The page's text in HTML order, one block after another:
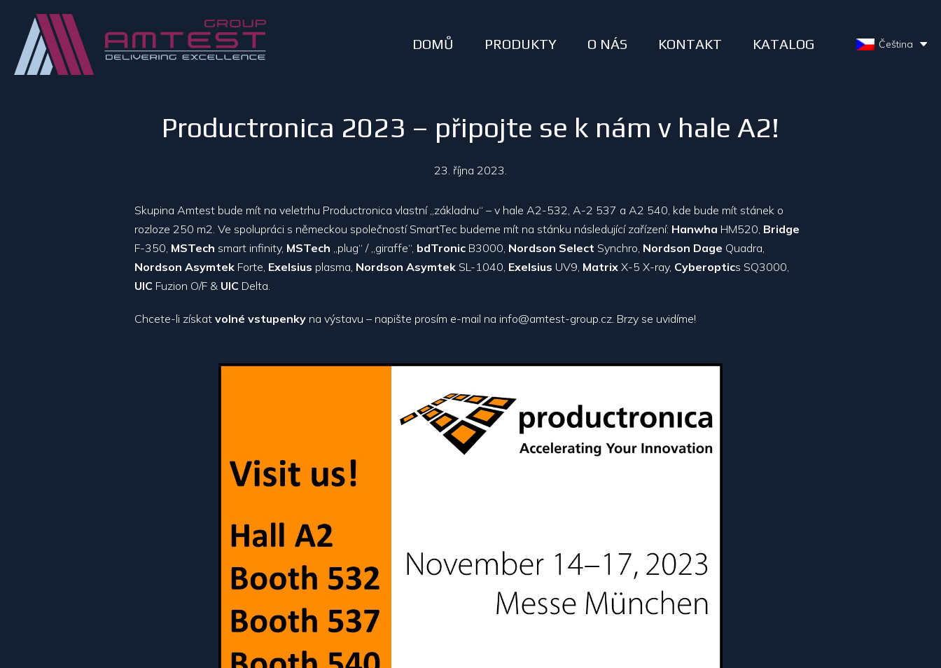
DOMŮ PRODUKTY O NÁS KONTAKT KATALOG Čeština
Productronica 2023 – připojte se k nám v hale A2!
23. října 2023.
Skupina Amtest bude mít na veletrhu Productronica vlastní „základnu“ – v hale A2-532, A-2 537 a A2 540, kde bude mít stánek o
rozloze 250 m2. Ve spolupráci s německou společností SmartTec budeme mít na stánku následující zařízení: Hanwha HM520, Bridge
F-350, MSTech smart infinity, MSTech „plug“ / „giraffe“, bdTronic B3000, Nordson Select Synchro, Nordson Dage Quadra,
Nordson Asymtek Forte, Exelsius plasma, Nordson Asymtek SL-1040, Exelsius UV9, Matrix X-5 X-ray, Cyberoptics SQ3000,
UIC Fuzion O/F & UIC Delta.
Chcete-li získat volné vstupenky na výstavu – napište prosím e-mail na info@amtest-group.cz. Brzy se uvidíme!